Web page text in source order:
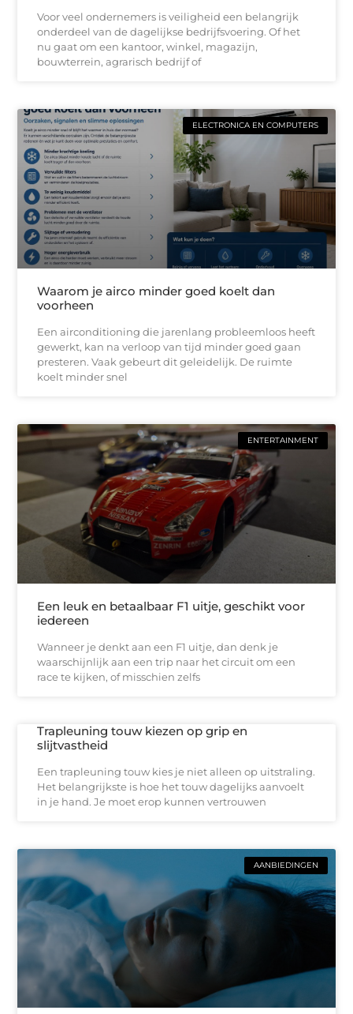
Voor veel ondernemers is veiligheid een belangrijk
onderdeel van de dagelijkse bedrijfsvoering. Of het
nu gaat om een kantoor, winkel, magazijn,
bouwterrein, agrarisch bedrijf of
ELECTRONICA EN COMPUTERS
Waarom je airco minder goed koelt dan
voorheen
Een airconditioning die jarenlang probleemloos heeft
gewerkt, kan na verloop van tijd minder goed gaan
presteren. Vaak gebeurt dit geleidelijk. De ruimte
koelt minder snel
ENTERTAINMENT
Een leuk en betaalbaar F1 uitje, geschikt voor
iedereen
Wanneer je denkt aan een F1 uitje, dan denk je
waarschijnlijk aan een trip naar het circuit om een
race te kijken, of misschien zelfs
Trapleuning touw kiezen op grip en
slijtvastheid
Een trapleuning touw kies je niet alleen op uitstraling.
Het belangrijkste is hoe het touw dagelijks aanvoelt
in je hand. Je moet erop kunnen vertrouwen
AANBIEDINGEN